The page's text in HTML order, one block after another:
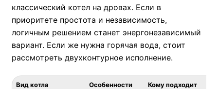
классический котел на дровах. Если в
приоритете простота и независимость,
логичным решением станет энергонезависимый
вариант. Если же нужна горячая вода, стоит
рассмотреть двухконтурное исполнение.
Вид котла Особенности Кому подходит